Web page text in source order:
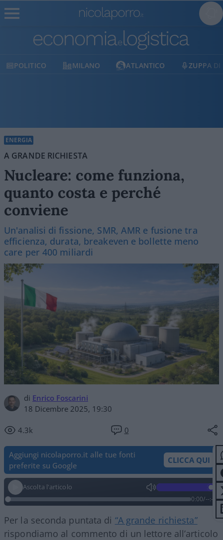
MILANO ATLANTICO ZUPPA DI PORRO
ENERGIA
A GRANDE RICHIESTA
Nucleare: come funziona,
quanto costa e perché
conviene
Un'analisi di fissione, SMR, AMR e fusione tra
efficienza, durata, breakeven e bollette meno
care per 400 miliardi
di Enrico Foscarini
18 Dicembre 2025, 19:30
4.3k 0
Aggiungi nicolaporro.it alle tue fonti
preferite su Google
CLICCA QUI
Ascolta l'articolo
0:00/--:--
Per la seconda puntata di “A grande richiesta”
rispondiamo al commento di un lettore all’articolo